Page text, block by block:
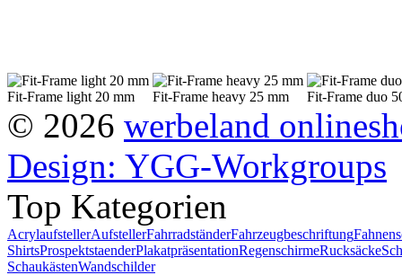
Fit-Frame light 20 mm Fit-Frame heavy 25 mm Fit-Frame duo
© 2026 werbeland
Design: YGG-Workgroups
Top Kategorien
AcrylaufstellerAufstellerFahrradständerFahrzeugbeschriftung
ShirtsProspektstaenderPlakatpräsentationRegenschirmeRucksäcke
SchaukästenWandschilder